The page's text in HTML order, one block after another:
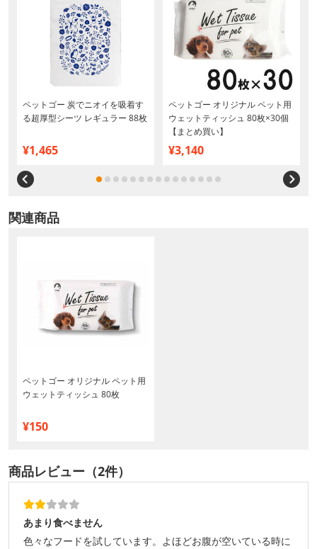
ペットゴー 炭でニオイを吸着す
る超厚型シーツ レギュラー 88枚
¥1,465
ペットゴー オリジナル ペット用
ウェットティッシュ 80枚×30個
【まとめ買い】
¥3,140
関連商品
ペットゴー オリジナル ペット用
ウェットティッシュ 80枚
¥150
商品レビュー（2件）
あまり食べません
色々なフードを試しています。よほどお腹が空いている時に